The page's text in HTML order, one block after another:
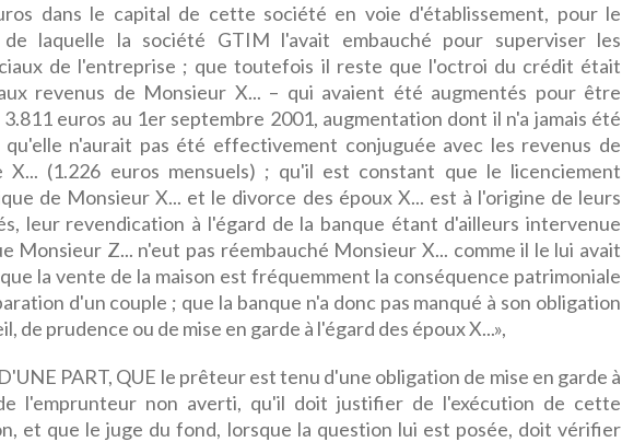
dans le capital de cette société en voie d'établissement, pour le
laquelle la société GTIM l'avait embauché pour superviser les
de l'entreprise ; que toutefois il reste que l'octroi du crédit était
revenus de Monsieur X... – qui avaient été augmentés pour être
euros au 1er septembre 2001, augmentation dont il n'a jamais été
qu'elle n'aurait pas été effectivement conjuguée avec les revenus de
X... (1.226 euros mensuels) ; qu'il est constant que le licenciement
de Monsieur X... et le divorce des époux X... est à l'origine de leurs
leur revendication à l'égard de la banque étant d'ailleurs intervenue
Monsieur Z... n'eut pas réembauché Monsieur X... comme il le lui avait
la vente de la maison est fréquemment la conséquence patrimoniale
d'un couple ; que la banque n'a donc pas manqué à son obligation
de prudence ou de mise en garde à l'égard des époux X...»,
PART, QUE le prêteur est tenu d'une obligation de mise en garde à
l'emprunteur non averti, qu'il doit justifier de l'exécution de cette
et que le juge du fond, lorsque la question lui est posée, doit vérifier